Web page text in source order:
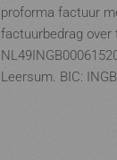
proforma factuur
factuurbedrag over
Leersum. BIC: